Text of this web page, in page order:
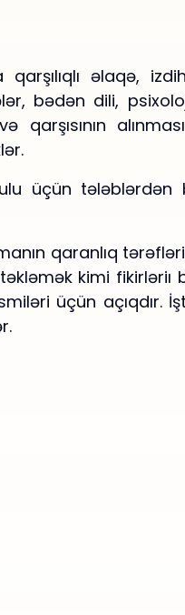
əlaqə,
bədən dili,
üçün tələblərdən
qaranlıq
kimi fikirləriı
üçün açıqdır.